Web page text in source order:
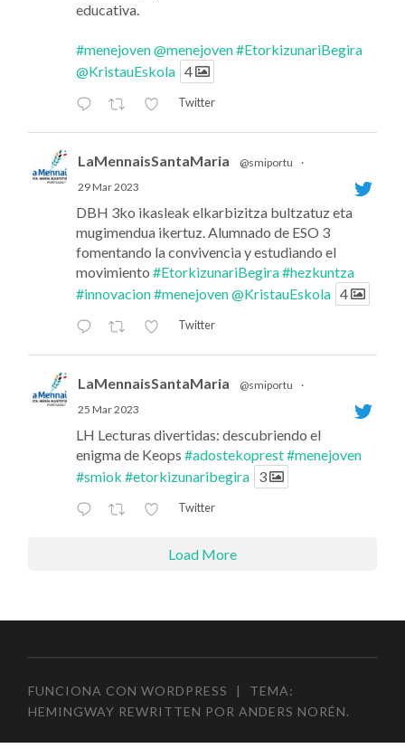
educativa.
#menejoven@menejoven#EtorkizunariBegira
@KristauEskola 4
Twitter
LaMennaisSantaMaria @smiportu
·
29 Mar 2023
DBH 3ko ikasleak elkarbizitza bultzatuz eta
mugimendua ikertuz. Alumnado de ESO 3
fomentando la convivencia y estudiando el
movimiento#EtorkizunariBegira#hezkuntza
#innovacion#menejoven@KristauEskola 4
Twitter
LaMennaisSantaMaria @smiportu
·
25 Mar 2023
LH Lecturas divertidas: descubriendo el
enigma de Keops#adostekoprest#menejoven
#smiok #etorkizunaribegira 3
Twitter
Load More
FUNCIONA CON WORDPRESS |
TEMA:
HEMINGWAY REWRITTEN PORANDERS NORÉN.